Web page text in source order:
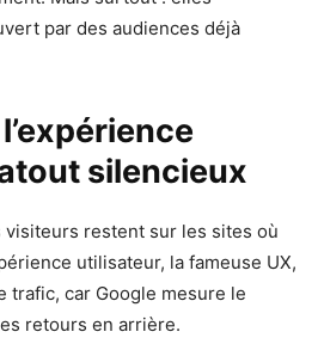
par des audiences déjà
silencieux
visiteurs restent sur les sites où
utilisateur, la fameuse UX,
trafic, car Google mesure le
retours en arrière.